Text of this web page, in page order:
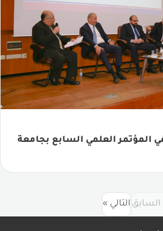
المؤتمر العلمي السابع بجامعة
السابق التالي »